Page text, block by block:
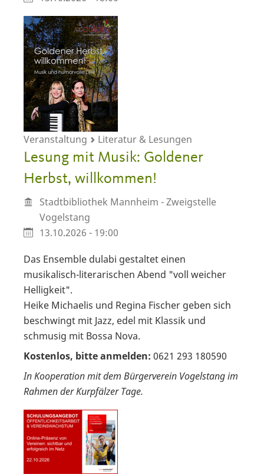
Veranstaltung Literatur & Lesungen
Lesung mit Musik: Goldener
Herbst, willkommen!
Stadtbibliothek Mannheim - Zweigstelle
Vogelstang
13.10.2026 - 19:00
Das Ensemble dulabi gestaltet einen
musikalisch-literarischen Abend "voll weicher
Helligkeit".
Heike Michaelis und Regina Fischer geben sich
beschwingt mit Jazz, edel mit Klassik und
schmusig mit Bossa Nova.
Kostenlos, bitte anmelden: 0621 293 180590
In Kooperation mit dem Bürgerverein Vogelstang im
Rahmen der Kurpfälzer Tage.